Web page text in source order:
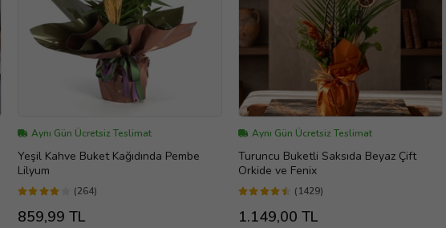
Aynı Gün Ücretsiz Teslimat
Yeşil Kahve Buket Kağıdında Pembe
Lilyum
(264)
859,99 TL
Aynı Gün Ücretsiz Teslimat
Turuncu Buketli Saksıda Beyaz Çift
Orkide ve Fenix
(1429)
1.149,00 TL